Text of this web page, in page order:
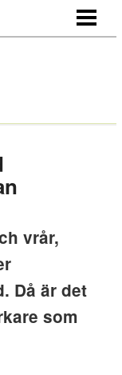
vrår,
Då är det
som